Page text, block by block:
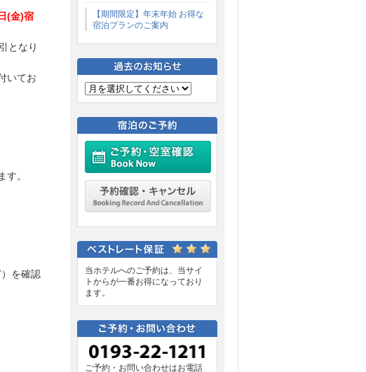
(金)宿
となり
いてお
。
を確認
【期間限定】年末年始 お得な
宿泊プランのご案内
当ホテルへのご予約は、当サイ
トからが一番お得になっており
ます。
ご予約・お問い合わせはお電話